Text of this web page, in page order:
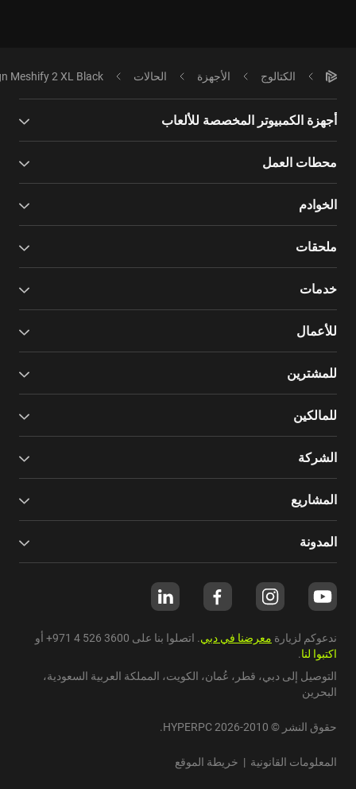
الكتالوج الأجهزة الحالات Meshify 2 XL Black
أجهزة الكمبيوتر المخصصة للألعاب
محطات العمل
الخوادم
ملحقات
خدمات
للأعمال
للمشترين
للمالكين
الشركة
المشاريع
المدونة
ندعوكم لزيارة معرضنا في دبي. اتصلوا بنا على +971 4 526 3600 أو
اكتبوا لنا.
التوصيل إلى دبي، قطر ، عُمان، الكويت، المملكة العربية السعودية،
البحرين
حقوق النشر © 2010-2026 HYPERPC.
المعلومات القانونية | خريطة الموقع